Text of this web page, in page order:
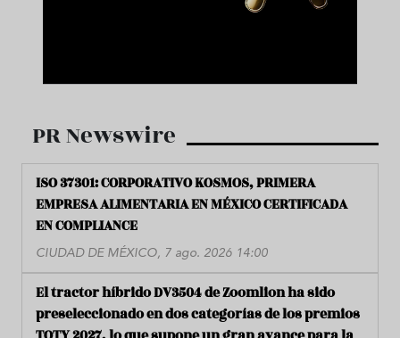
PR Newswire
ISO 37301: CORPORATIVO KOSMOS, PRIMERA
EMPRESA ALIMENTARIA EN MÉXICO CERTIFICADA
EN COMPLIANCE
CIUDAD DE MÉXICO, 7 ago. 2026 14:00
El tractor híbrido DV3504 de Zoomlion ha sido
preseleccionado en dos categorías de los premios